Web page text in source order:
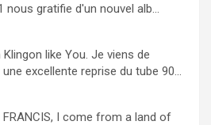
nous gratifie d'un nouvel alb...
like You. Je viens de
excellente reprise du tube 90...
FRANCIS, I come from a land of